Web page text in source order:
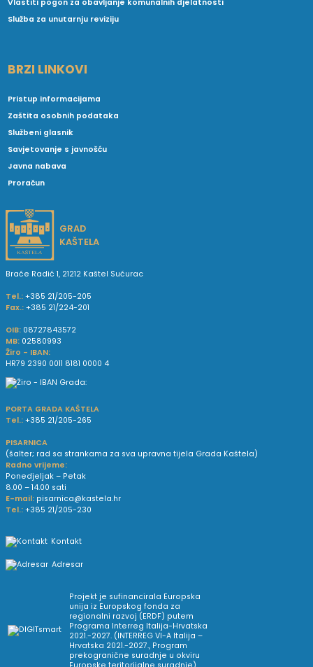
Vlastiti pogon za obavljanje komunalnih djelatnosti
Služba za unutarnju reviziju
BRZI LINKOVI
Pristup informacijama
Zaštita osobnih podataka
Službeni glasnik
Savjetovanje s javnošću
Javna nabava
Proračun
GRAD
KAŠTELA
Braće Radić 1, 21212 Kaštel Sućurac
Tel.: +385 21/205-205
Fax.: +385 21/224-201
OIB: 08727843572
MB: 02580993
Žiro - IBAN:
HR79 2390 0011 8181 0000 4
PORTA GRADA KAŠTELA
Tel.: +385 21/205-265
PISARNICA
(šalter; rad sa strankama za sva upravna tijela Grada Kaštela)
Radno vrijeme:
Ponedjeljak – Petak
8.00 – 14.00 sati
E-mail: pisarnica@kastela.hr
Tel.: +385 21/205-230
Kontakt
Adresar
Projekt je sufinancirala Europska
unija iz Europskog fonda za
regionalni razvoj (ERDF) putem
Programa Interreg Italija-Hrvatska
2021.-2027. (INTERREG VI-A Italija –
Hrvatska 2021.-2027., Program
prekogranične suradnje u okviru